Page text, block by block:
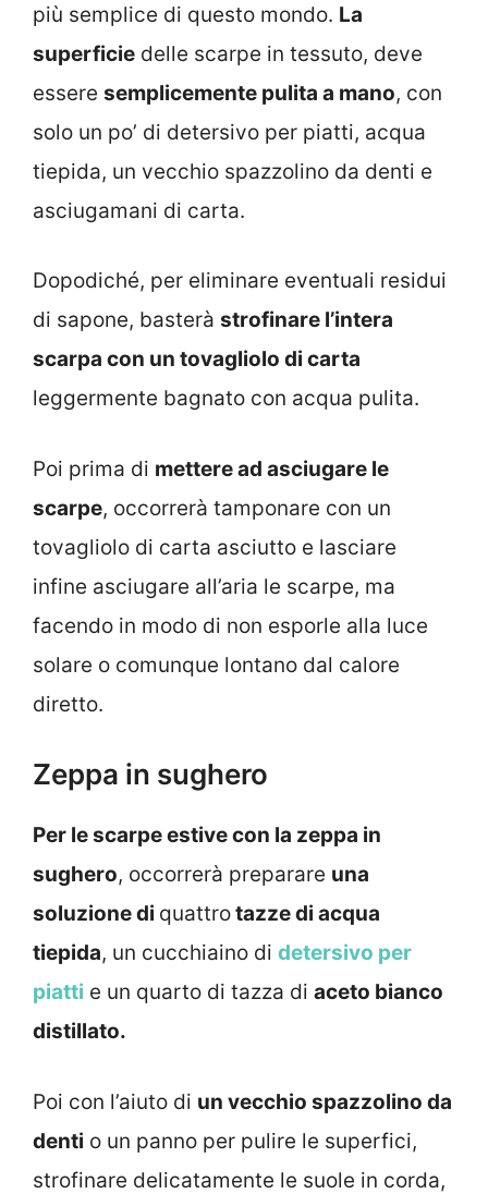
più semplice di questo mondo. La
superficie delle scarpe in tessuto, deve
essere semplicemente pulita a mano, con
solo un po’ di detersivo per piatti, acqua
tiepida, un vecchio spazzolino da denti e
asciugamani di carta.
Dopodiché, per eliminare eventuali residui
di sapone, basterà strofinare l’intera
scarpa con un tovagliolo di carta
leggermente bagnato con acqua pulita.
Poi prima di mettere ad asciugare le
scarpe, occorrerà tamponare con un
tovagliolo di carta asciutto e lasciare
infine asciugare all’aria le scarpe, ma
facendo in modo di non esporle alla luce
solare o comunque lontano dal calore
diretto.
Zeppa in sughero
Per le scarpe estive con la zeppa in
sughero, occorrerà preparare una
soluzione di quattrotazze di acqua
tiepida, un cucchiaino di detersivo per
piatti e un quarto di tazza di aceto bianco
distillato.
Poi con l’aiuto di un vecchio spazzolino da
denti o un panno per pulire le superfici,
strofinare delicatamente le suole in corda,